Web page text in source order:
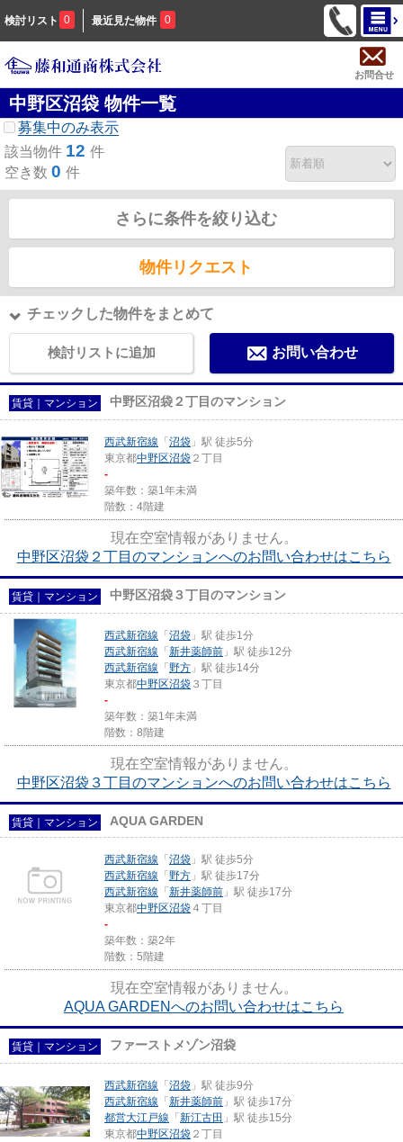
検討リスト 0 最近見た物件 0
お問合せ
中野区沼袋 物件一覧
募集中のみ表示
該当物件 12 件
空き数 0 件
さらに条件を絞り込む
物件リクエスト
チェックした物件をまとめて
検討リストに追加 お問い合わせ
賃貸｜マンション 中野区沼袋２丁目のマンション
西武新宿線 「 沼袋 」駅 徒歩5分
東京都中野区沼袋 ２丁目
-
築年数：築1年未満
階数：4階建
現在空室情報がありません。
中野区沼袋２丁目のマンションへのお問い合わせはこちら
賃貸｜マンション 中野区沼袋３丁目のマンション
西武新宿線 「 沼袋 」駅 徒歩1分
西武新宿線 「 新井薬師前 」駅 徒歩12分
西武新宿線 「 野方 」駅 徒歩14分
東京都中野区沼袋 ３丁目
-
築年数：築1年未満
階数：8階建
現在空室情報がありません。
中野区沼袋３丁目のマンションへのお問い合わせはこちら
賃貸｜マンション AQUA GARDEN
西武新宿線 「 沼袋 」駅 徒歩5分
西武新宿線 「 野方 」駅 徒歩17分
西武新宿線 「 新井薬師前 」駅 徒歩17分
東京都中野区沼袋 ４丁目
-
築年数：築2年
階数：5階建
現在空室情報がありません。
AQUA GARDENへのお問い合わせはこちら
賃貸｜マンション ファーストメゾン沼袋
西武新宿線 「 沼袋 」駅 徒歩9分
西武新宿線 「 新井薬師前 」駅 徒歩17分
都営大江戸線 「 新江古田 」駅 徒歩15分
東京都中野区沼袋 ２丁目